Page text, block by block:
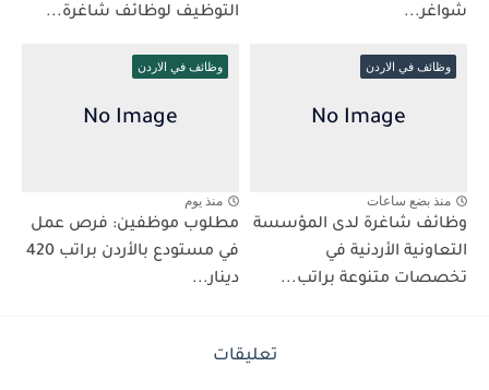
شواغر...
التوظيف لوظائف شاغرة...
وظائف في الاردن
منذ بضع ساعات
وظائف شاغرة لدى المؤسسة
التعاونية الأردنية في
تخصصات متنوعة براتب...
وظائف في الاردن
منذ يوم
مطلوب موظفين: فرص عمل
في مستودع بالأردن براتب 420
دينار...
تعليقات